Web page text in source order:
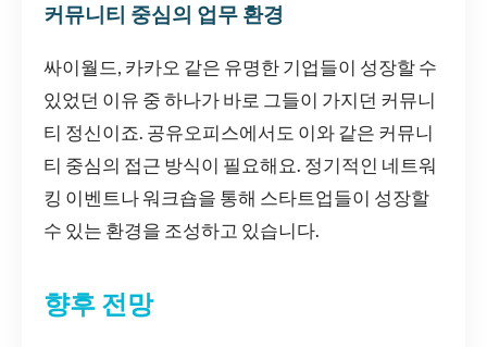
커뮤니티 중심의 업무 환경
싸이월드, 카카오 같은 유명한 기업들이 성장할 수
있었던 이유 중 하나가 바로 그들이 가지던 커뮤니
티 정신이죠. 공유오피스에서도 이와 같은 커뮤니
티 중심의 접근 방식이 필요해요. 정기적인 네트워
킹 이벤트나 워크숍을 통해 스타트업들이 성장할
수 있는 환경을 조성하고 있습니다.
향후 전망